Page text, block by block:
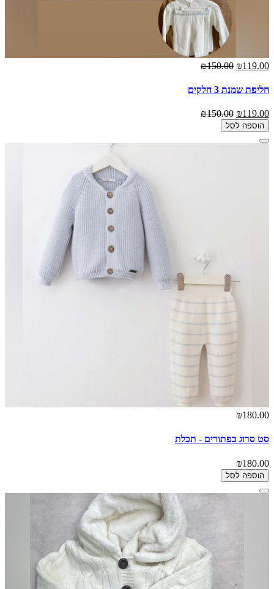
₪119.00
₪150.00
חליפת שמנת 3 חלקים
₪119.00
₪150.00
הוספה לסל
₪180.00
סט סרוג כפתורים - תכלת
₪180.00
הוספה לסל